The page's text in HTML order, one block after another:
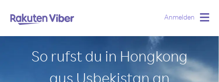
Anmelden
So rufst du in Hongkong
aus Usbekistan an